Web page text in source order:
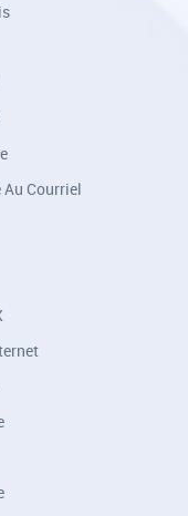
Au Courriel